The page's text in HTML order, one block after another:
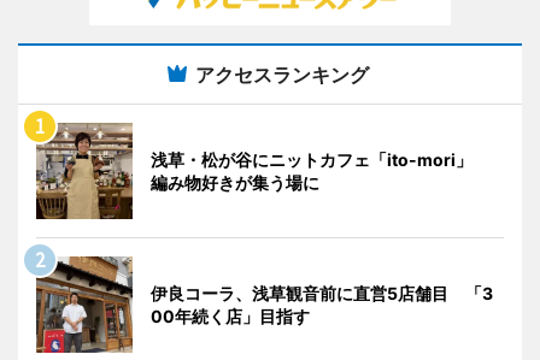
アクセスランキング
浅草・松が谷にニットカフェ「ito-mori」
編み物好きが集う場に
伊良コーラ、浅草観音前に直営5店舗目 「3
00年続く店」目指す